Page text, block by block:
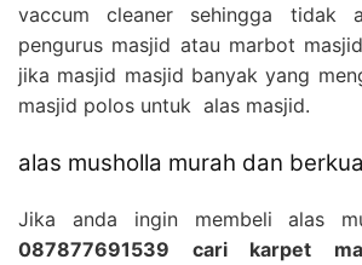
vaccum cleaner sehingga tidak
pengurus masjid atau marbot
jika masjid masjid banyak yang
masjid polos untuk alas masjid.
alas musholla murah dan
Jika anda ingin membeli alas
087877691539 cari karpet